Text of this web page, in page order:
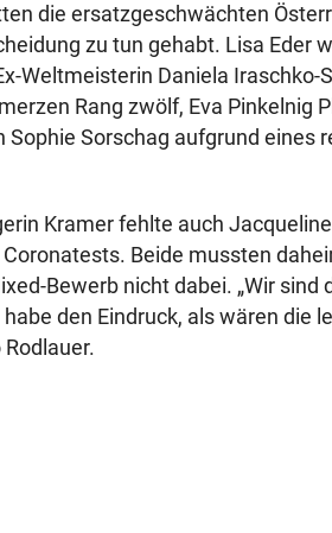
die ersatzgeschwächten
zu tun gehabt. Lisa Eder
Weltmeisterin Daniela Iraschko-
Rang zwölf, Eva Pinkelnig
Sophie Sorschag aufgrund eines
Kramer fehlte auch
Beide mussten
Bewerb nicht dabei. „Wir sind
habe den Eindruck, als wären die